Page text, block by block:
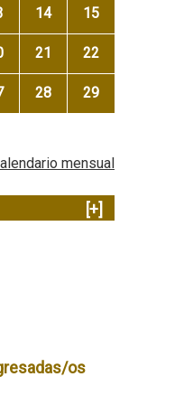
14 15
21 22
28 29
mensual
[+]
os